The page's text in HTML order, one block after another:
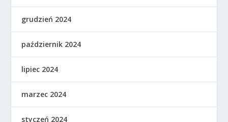
grudzień 2024
październik 2024
lipiec 2024
marzec 2024
styczeń 2024